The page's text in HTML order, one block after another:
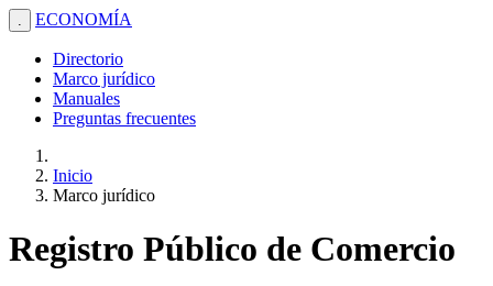
. ECONOMÍA
Directorio
Marco jurídico
Manuales
Preguntas frecuentes
Inicio
Marco jurídico
Registro Público de Comercio